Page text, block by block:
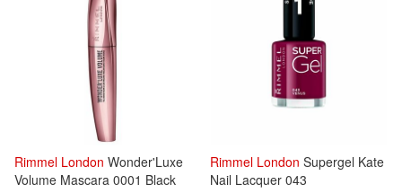
Rimmel London Wonder'Luxe
Volume Mascara 0001 Black
Rimmel London Supergel Kate
Nail Lacquer 043